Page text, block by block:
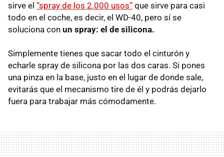
sirve el “spray de los 2.000 usos” que sirve para casi
todo en el coche, es decir, el WD-40, pero sí se
soluciona con un spray: el de silicona.
Simplemente tienes que sacar todo el cinturón y
echarle spray de silicona por las dos caras. Si pones
una pinza en la base, justo en el lugar de donde sale,
evitarás que el mecanismo tire de él y podrás dejarlo
fuera para trabajar más cómodamente.